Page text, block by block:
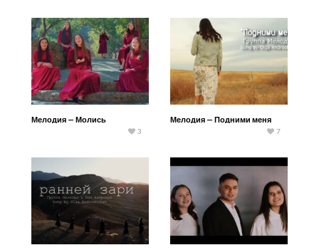
Мелодия — Молись
3
Мелодия — Подними меня
7